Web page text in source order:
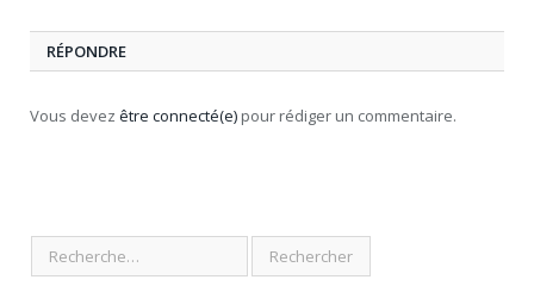
RÉPONDRE
Vous devez être connecté(e) pour rédiger un commentaire.